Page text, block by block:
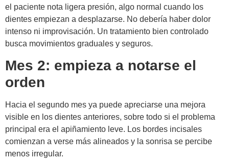
el paciente nota ligera presión, algo normal cuando los
dientes empiezan a desplazarse. No debería haber dolor
intenso ni improvisación. Un tratamiento bien controlado
busca movimientos graduales y seguros.
Mes 2: empieza a notarse el
orden
Hacia el segundo mes ya puede apreciarse una mejora
visible en los dientes anteriores, sobre todo si el problema
principal era el apiñamiento leve. Los bordes incisales
comienzan a verse más alineados y la sonrisa se percibe
menos irregular.